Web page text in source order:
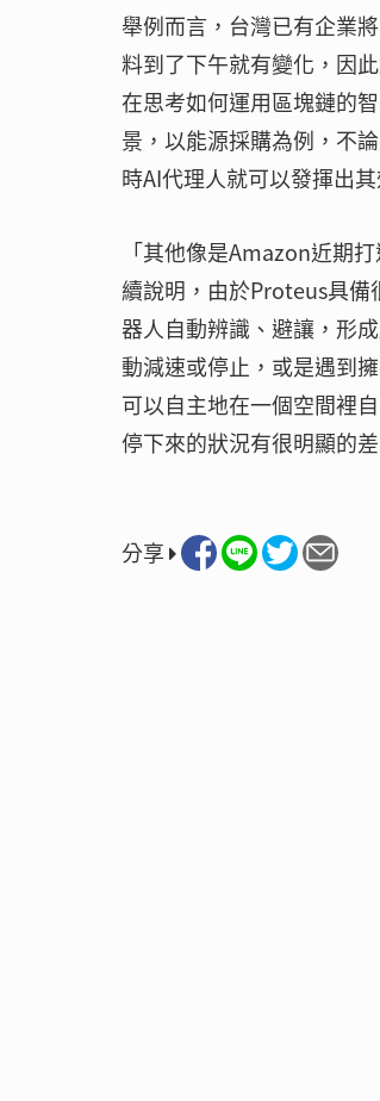
舉例而言，台灣已有企業
料到了下午就有變化，因
在思考如何運用區塊鏈的
景，以能源採購為例，不
時AI代理人就可以發揮出其
「其他像是Amazon近期
續說明，由於Proteus具備
器人自動辨識、避讓，形
動減速或停止，或是遇到
可以自主地在一個空間裡
停下來的狀況有很明顯的
分享